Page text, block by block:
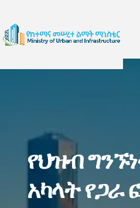
የህዝብ
አካላት የጋራ